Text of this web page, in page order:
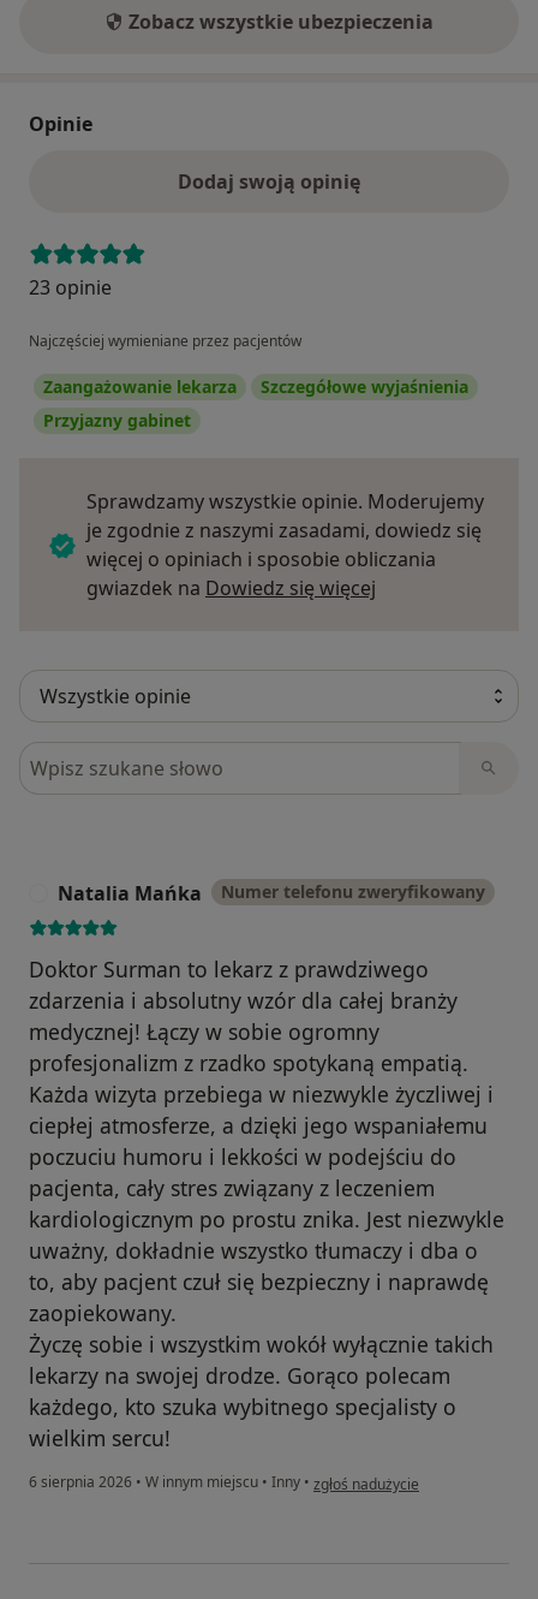
Zobacz wszystkie ubezpieczenia
Opinie
Dodaj swoją opinię
23 opinie
Najczęściej wymieniane przez pacjentów
Zaangażowanie lekarza
Szczegółowe wyjaśnienia
Przyjazny gabinet
Sprawdzamy wszystkie opinie. Moderujemy
je zgodnie z naszymi zasadami, dowiedz się
więcej o opiniach i sposobie obliczania
gwiazdek na Dowiedz się więcej
Szukaj w opiniach
Natalia Mańka Numer telefonu zweryfikowany
Doktor Surman to lekarz z prawdziwego
zdarzenia i absolutny wzór dla całej branży
medycznej! Łączy w sobie ogromny
profesjonalizm z rzadko spotykaną empatią.
Każda wizyta przebiega w niezwykle życzliwej i
ciepłej atmosferze, a dzięki jego wspaniałemu
poczuciu humoru i lekkości w podejściu do
pacjenta, cały stres związany z leczeniem
kardiologicznym po prostu znika. Jest niezwykle
uważny, dokładnie wszystko tłumaczy i dba o
to, aby pacjent czuł się bezpieczny i naprawdę
zaopiekowany.
​Życzę sobie i wszystkim wokół wyłącznie takich
lekarzy na swojej drodze. Gorąco polecam
każdego, kto szuka wybitnego specjalisty o
wielkim sercu!
6 sierpnia 2026 • W innym miejscu • Inny • w opinii użytkownika Natalia
zgłoś nadużycie